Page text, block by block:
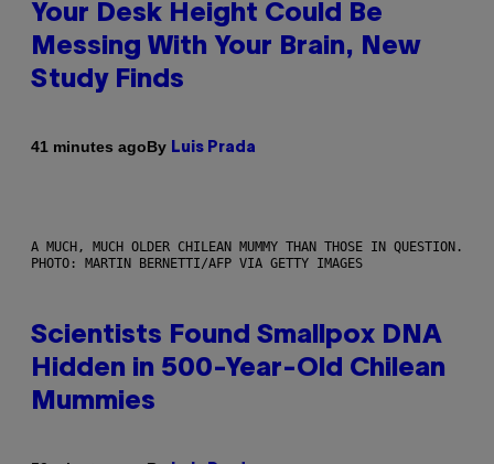
Your Desk Height Could Be
Messing With Your Brain, New
Study Finds
41 minutes agoBy Luis Prada
A MUCH, MUCH OLDER CHILEAN MUMMY THAN THOSE IN QUESTION.
PHOTO: MARTIN BERNETTI/AFP VIA GETTY IMAGES
Scientists Found Smallpox DNA
Hidden in 500-Year-Old Chilean
Mummies